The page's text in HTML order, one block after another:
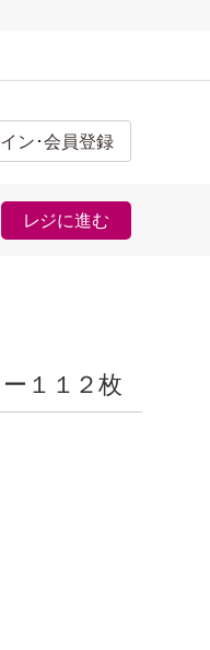
ン･会員登録
レジに進む
１１２枚